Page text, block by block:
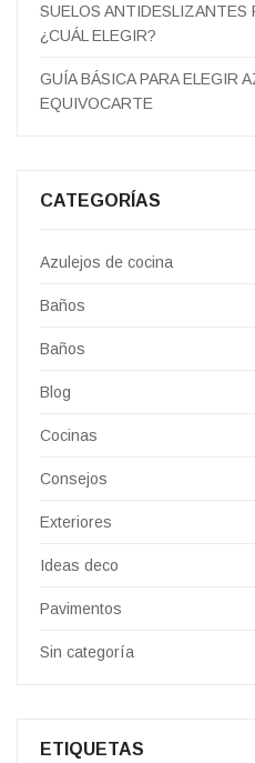
SUELOS ANTIDESLIZANTES
¿CUÁL ELEGIR?
GUÍA BÁSICA PARA ELEGIR
EQUIVOCARTE
CATEGORÍAS
Azulejos de cocina
Baños
Baños
Blog
Cocinas
Consejos
Exteriores
Ideas deco
Pavimentos
Sin categoría
ETIQUETAS